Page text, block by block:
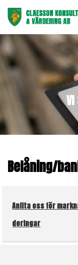
…
VI
Belåning/
Anlita oss för
deringar